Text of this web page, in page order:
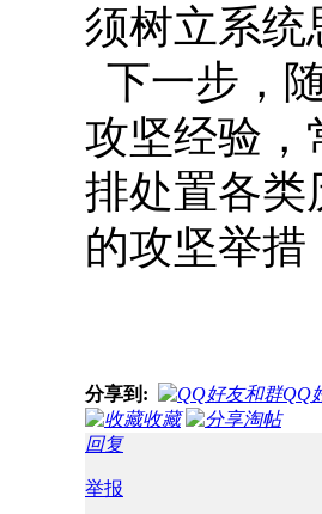
须树立系统
下一步，
攻坚经验，
排处置各类
的攻坚举
分享到:
QQ
收藏
淘帖
回复
举报